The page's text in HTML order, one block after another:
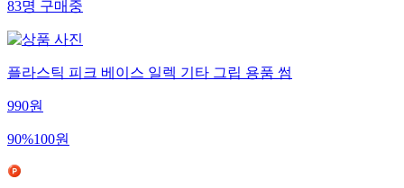
83명구매중
플라스틱 피크 베이스 일렉 기타 그립 용품 썸
990원
90%100원